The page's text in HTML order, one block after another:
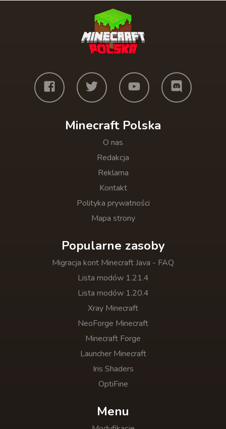
Minecraft Polska
O nas
Redakcja
Reklama
Kontakt
Polityka prywatności
Mapa strony
Popularne zasoby
Migracja kont Minecraft Java - FAQ
Lista modów 1.21.4
Lista modów 1.20.4
Xray Minecraft
NeoForge Minecraft
Minecraft Forge
Launcher Minecraft
Iris Shaders
OptiFine
Menu